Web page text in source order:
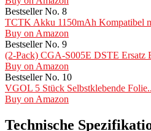
Bestseller No. 8
TCTK Akku 1150mAh Kompatibel
Buy on Amazon
Bestseller No. 9
(2-Pack) CGA-S005E DSTE Ersatz
Buy on Amazon
Bestseller No. 10
VGOL 5 Stück Selbstklebende
Buy on Amazon
Technische